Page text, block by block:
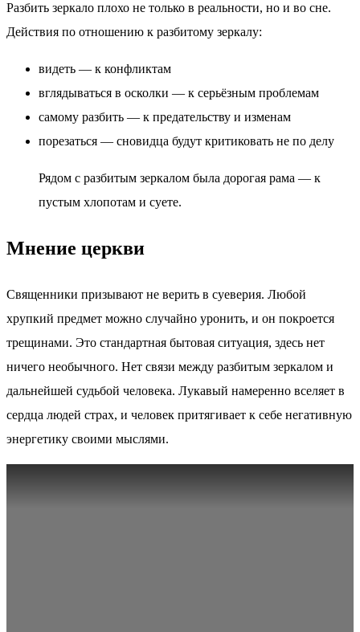
Разбить зеркало плохо не только в реальности, но и во сне.
Действия по отношению к разбитому зеркалу:
видеть — к конфликтам
вглядываться в осколки — к серьёзным проблемам
самому разбить — к предательству и изменам
порезаться — сновидца будут критиковать не по делу
Рядом с разбитым зеркалом была дорогая рама — к
пустым хлопотам и суете.
Мнение церкви
Священники призывают не верить в суеверия. Любой
хрупкий предмет можно случайно уронить, и он покроется
трещинами. Это стандартная бытовая ситуация, здесь нет
ничего необычного. Нет связи между разбитым зеркалом и
дальнейшей судьбой человека. Лукавый намеренно вселяет в
сердца людей страх, и человек притягивает к себе негативную
энергетику своими мыслями.